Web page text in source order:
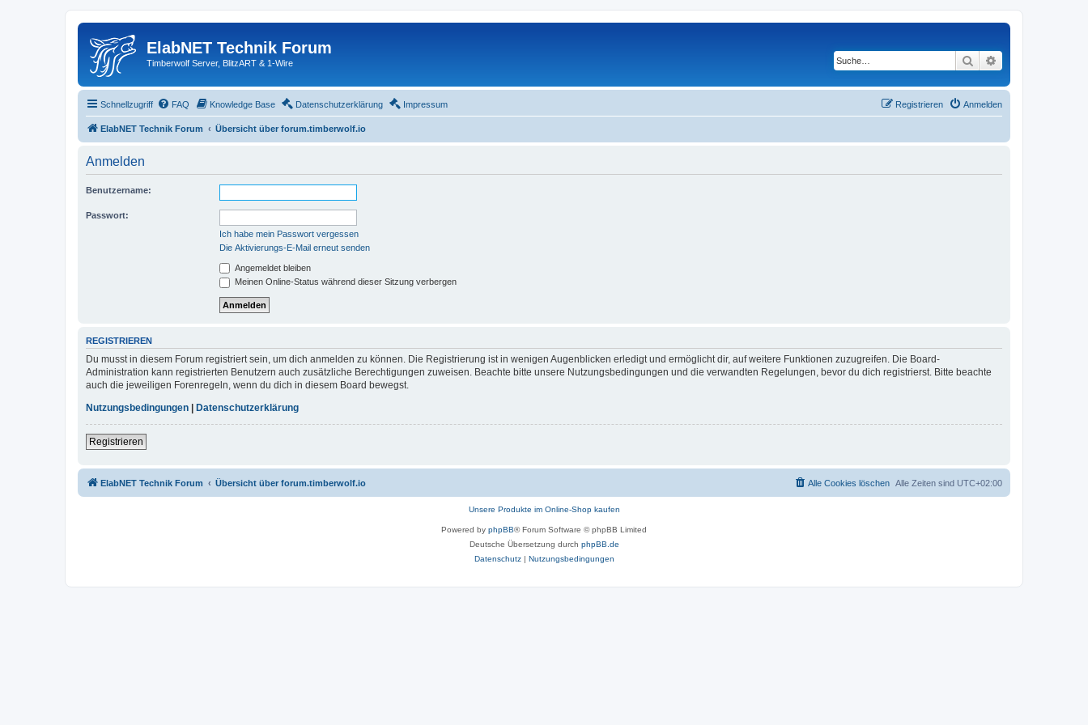
ElabNET Technik Forum
Timberwolf Server, BlitzART & 1-Wire Suche
Schnellzugriff FAQ Knowledge Base Datenschutzerklärung Impressum Anmelden
Registrieren
ElabNET Technik Forum Übersicht über forum.timberwolf.io
Anmelden
Benutzername:
Passwort:
Ich habe mein Passwort vergessen
Die Aktivierungs-E-Mail erneut senden
Angemeldet bleiben
Meinen Online-Status während dieser Sitzung verbergen
REGISTRIEREN
Du musst in diesem Forum registriert sein, um dich anmelden zu können. Die Registrierung ist in wenigen Augenblicken erledigt und ermöglicht dir, auf weitere Funktionen zuzugreifen. Die Board-
Administration kann registrierten Benutzern auch zusätzliche Berechtigungen zuweisen. Beachte bitte unsere Nutzungsbedingungen und die verwandten Regelungen, bevor du dich registrierst. Bitte beachte
auch die jeweiligen Forenregeln, wenn du dich in diesem Board bewegst.
Nutzungsbedingungen
Datenschutzerklärung
Registrieren
ElabNET Technik Forum Übersicht über forum.timberwolf.io Alle Zeiten sind UTC+02:00
Alle Cookies löschen
Unsere Produkte im Online-Shop kaufen
Powered by phpBB® Forum Software © phpBB Limited
Deutsche Übersetzung durch phpBB.de
Datenschutz| Nutzungsbedingungen